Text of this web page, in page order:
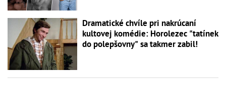
Dramatické chvíle pri nakrúcaní
kultovej komédie: Horolezec "tatínek
do polepšovny" sa takmer zabil!